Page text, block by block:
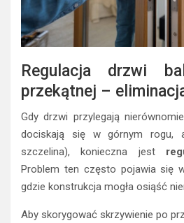
Regulacja drzwi
przekątnej –
Gdy drzwi przylegają
dociskają się w górnym rogu,
szczelina), konieczna jest
Problem ten często pojawia się
gdzie konstrukcja mogła osiąść
Aby skorygować skrzywienie po